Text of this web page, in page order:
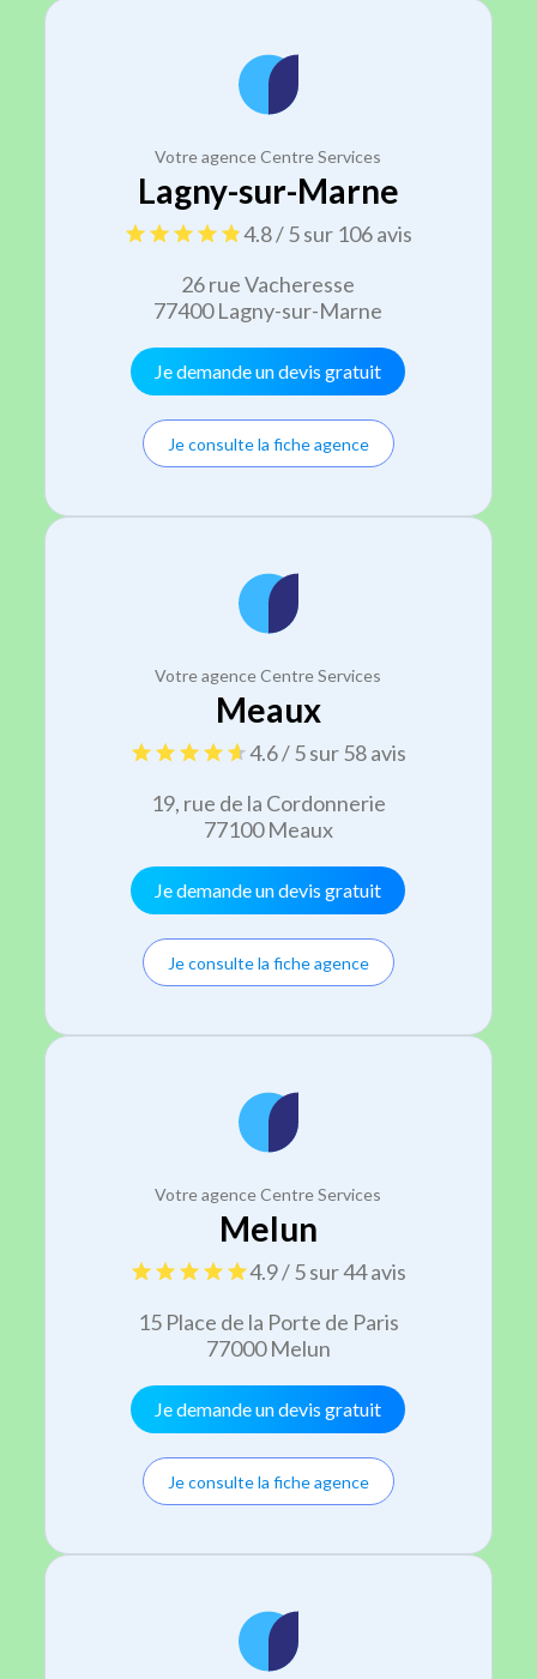
Votre agence Centre Services
Lagny-sur-Marne
4.8 / 5 sur 106 avis
26 rue Vacheresse
77400 Lagny-sur-Marne
Je demande un devis gratuit
Je consulte la fiche agence
Votre agence Centre Services
Meaux
4.6 / 5 sur 58 avis
19, rue de la Cordonnerie
77100 Meaux
Je demande un devis gratuit
Je consulte la fiche agence
Votre agence Centre Services
Melun
4.9 / 5 sur 44 avis
15 Place de la Porte de Paris
77000 Melun
Je demande un devis gratuit
Je consulte la fiche agence